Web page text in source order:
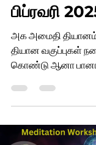
பிப்ரவரி
அக அமைதி தியானம்
தியான வகுப்புகள்
கொண்டு ஆனா பானா